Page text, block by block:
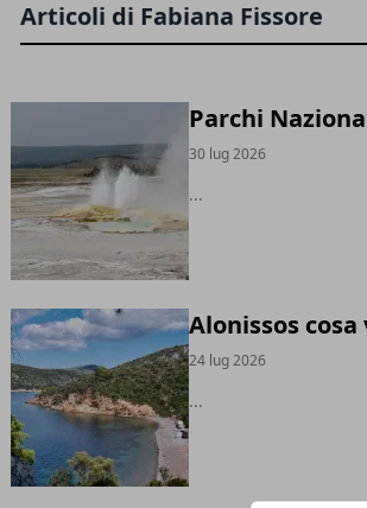
Articoli di Fabiana Fissore
Parchi
30 lug 2026
...
Alonissos
24 lug 2026
...